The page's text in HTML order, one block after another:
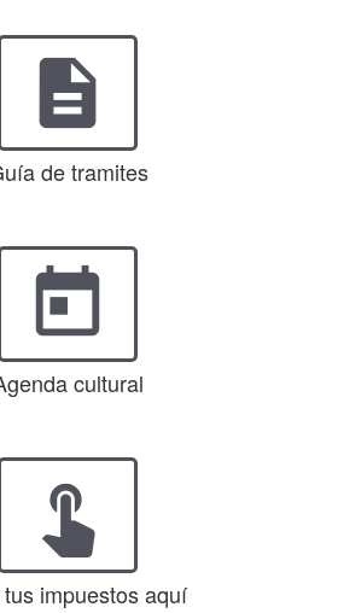
description
de tramites
today
cultural
touch_app
tus impuestos aquí